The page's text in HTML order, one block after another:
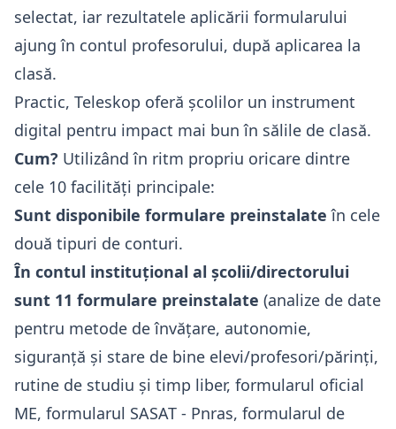
selectat, iar rezultatele aplicării formularului
ajung în contul profesorului, după aplicarea la
clasă.
Practic, Teleskop oferă școlilor un instrument
digital pentru impact mai bun în sălile de clasă.
Cum? Utilizând în ritm propriu oricare dintre
cele 10 facilități principale:
Sunt disponibile formulare preinstalate în cele
două tipuri de conturi.
În contul instituțional al școlii/directorului
sunt 11 formulare preinstalate (analize de date
pentru metode de învățare, autonomie,
siguranță și stare de bine elevi/profesori/părinți,
rutine de studiu și timp liber, formularul oficial
ME, formularul SASAT - Pnras, formularul de